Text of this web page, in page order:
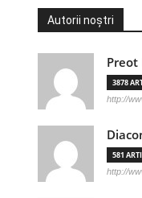
Autorii noștri
Preot
3878
http://
581
http://